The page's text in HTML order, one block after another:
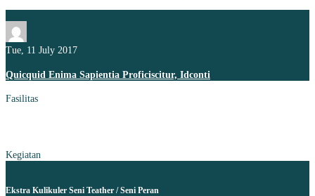
Tue, 11 July 2017
Quicquid Enima Sapientia Proficiscitur, Idconti
Fasilitas
Kegiatan
Ekstra Kulikuler Seni Teather / Seni Peran